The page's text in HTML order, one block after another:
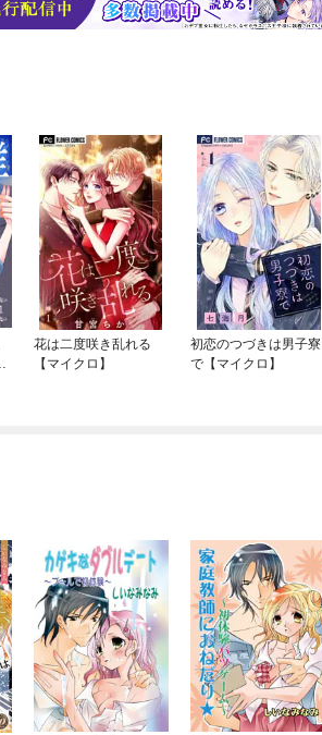
花は二度咲き乱れる
【マイクロ】
初恋のつづきは男子寮
で【マイクロ】